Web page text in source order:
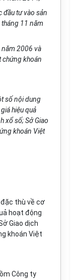
đầu tư vào sản
11 năm
năm 2006 và
chứng khoán
số nội dung
hiệu quả
xổ số; Sở Giao
khoán Việt
đặc thù về cơ
hoạt động
Giao dịch
khoán Việt
Công ty